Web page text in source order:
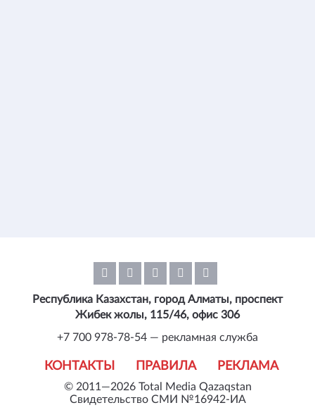
© 2011—2026 Total Media Qazaqstan
Свидетельство СМИ №16942-ИА
КОНТАКТЫ ПРАВИЛА РЕКЛАМА
Республика Казахстан, город Алматы, проспект
Жибек жолы, 115/46, офис 306
+7 700 978-78-54 — рекламная служба